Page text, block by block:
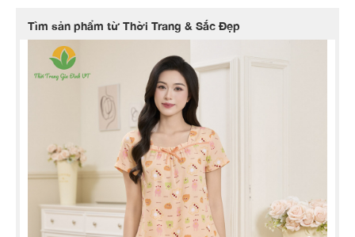
Tìm sản phẩm từ Thời Trang & Sắc Đẹp